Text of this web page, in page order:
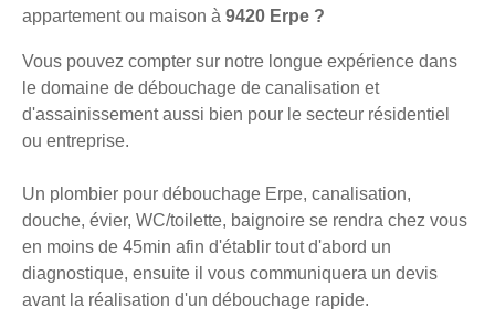
appartement ou maison à 9420 Erpe ?
Vous pouvez compter sur notre longue expérience dans
le domaine de débouchage de canalisation et
d'assainissement aussi bien pour le secteur résidentiel
ou entreprise.
Un plombier pour débouchage Erpe, canalisation,
douche, évier, WC/toilette, baignoire se rendra chez vous
en moins de 45min afin d'établir tout d'abord un
diagnostique, ensuite il vous communiquera un devis
avant la réalisation d'un débouchage rapide.